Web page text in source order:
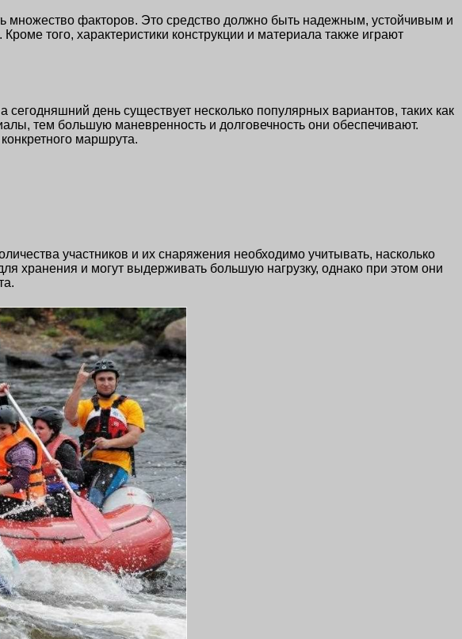
факторов. Это средство должно быть надежным, устойчивым и
того, характеристики конструкции и материала также играют
сегодняшний день существует несколько популярных вариантов, таких как
тем большую маневренность и долговечность они обеспечивают.
маршрута.
участников и их снаряжения необходимо учитывать, насколько
хранения и могут выдерживать большую нагрузку, однако при этом они